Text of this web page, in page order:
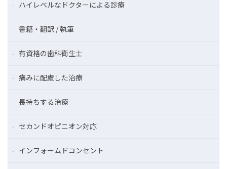
ハイレベルなドクターによる診療
書籍・翻訳 / 執筆
有資格の歯科衛生士
痛みに配慮した治療
長持ちする治療
セカンドオピニオン対応
インフォームドコンセント